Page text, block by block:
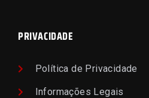
PRIVACIDADE
Política de Privacidade
Informações Legais